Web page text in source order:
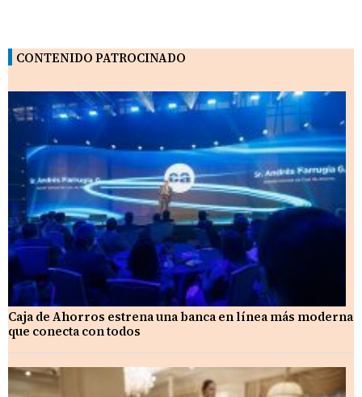
CONTENIDO PATROCINADO
Caja de Ahorros estrena una banca en línea más moderna
que conecta con todos